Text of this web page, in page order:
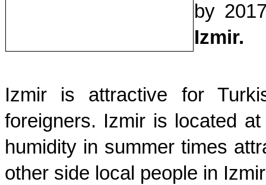
by
Izmir.
Izmir is attractive for
foreigners. Izmir is located
humidity in summer times
other side local people in